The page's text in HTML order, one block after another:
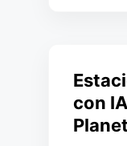
con
Planet